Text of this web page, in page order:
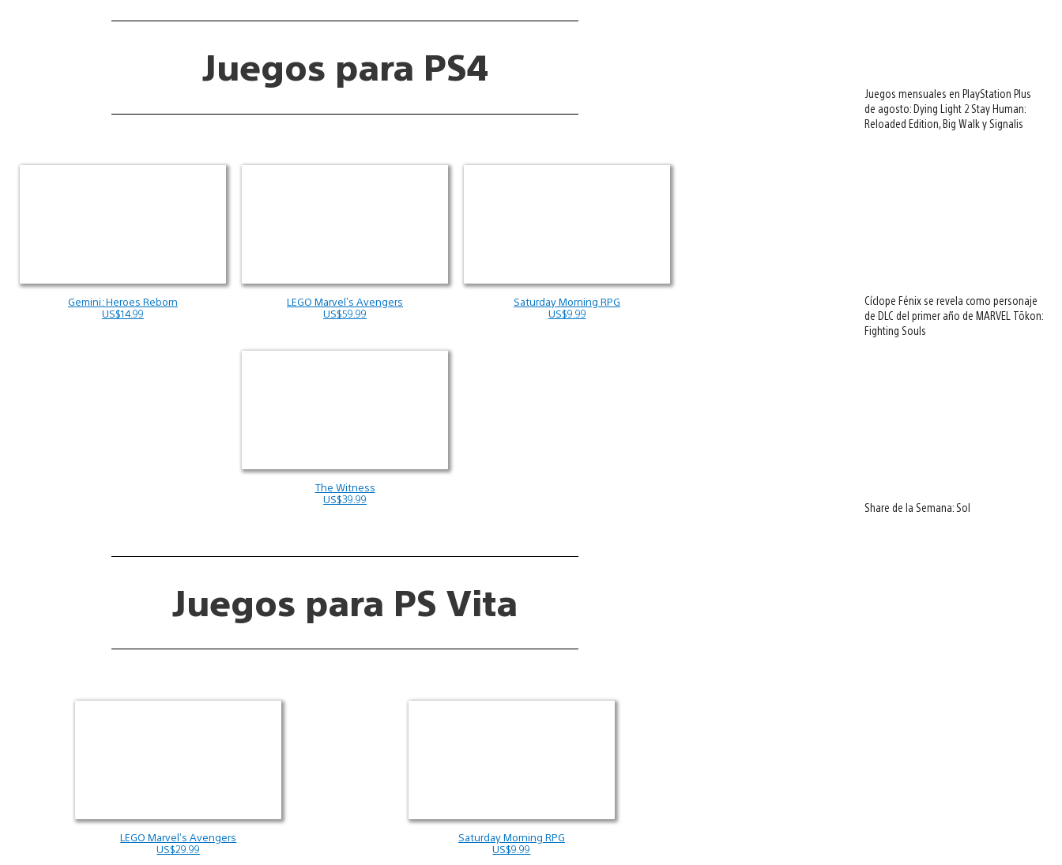
Juegos para PS4
Gemini: Heroes Reborn
US$14.99
LEGO Marvel’s Avengers
US$59.99
Saturday Morning RPG
US$9.99
The Witness
US$39.99
Juegos para PS Vita
LEGO Marvel’s Avengers
US$29.99
Saturday Morning RPG
US$9.99
Juegos mensuales en PlayStation Plus
de agosto: Dying Light 2 Stay Human:
Reloaded Edition, Big Walk y Signalis
Cíclope Fénix se revela como personaje
de DLC del primer año de MARVEL Tōkon:
Fighting Souls
Share de la Semana: Sol